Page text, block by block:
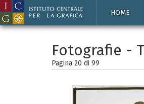
HOME
Fotografie -
Pagina 20 di 99